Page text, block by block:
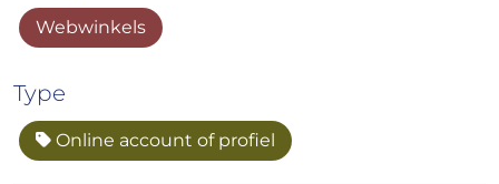
Webwinkels
Type
Online account of profiel